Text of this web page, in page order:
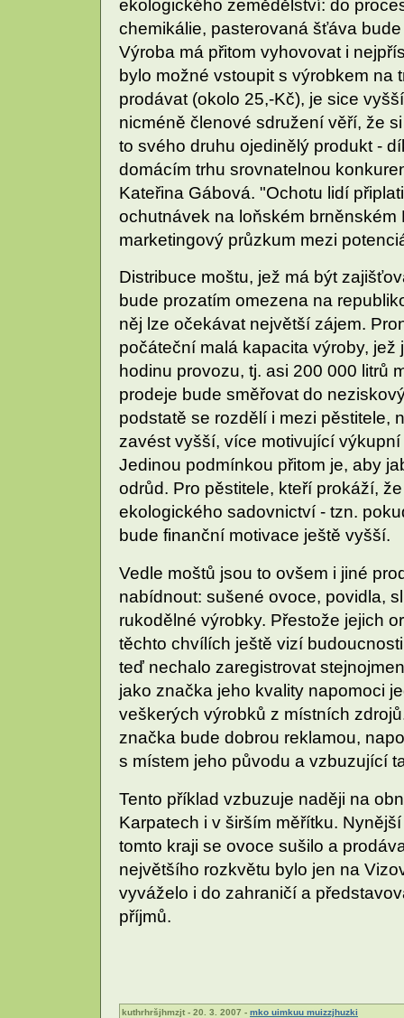
ekologického zemědělství: do
chemikálie, pasterovaná šťáva
Výroba má přitom vyhovovat i
bylo možné vstoupit s výrobkem na
prodávat (okolo 25,-Kč), je sice
nicméně členové sdružení věří, že
to svého druhu ojedinělý produkt -
domácím trhu srovnatelnou
Kateřina Gábová. "Ochotu lidí
ochutnávek na loňském brněnském
marketingový průzkum mezi
Distribuce moštu, jež má být
bude prozatím omezena na
něj lze očekávat největší zájem.
počáteční malá kapacita výroby,
hodinu provozu, tj. asi 200 000 litrů
prodeje bude směřovat do
podstatě se rozdělí i mezi pěstitele,
zavést vyšší, více motivující
Jedinou podmínkou přitom je, aby
odrůd. Pro pěstitele, kteří prokáží,
ekologického sadovnictví - tzn.
bude finanční motivace ještě vyšší.
Vedle moštů jsou to ovšem i jiné
nabídnout: sušené ovoce, povidla,
rukodělné výrobky. Přestože jejich
těchto chvílích ještě vizí
teď nechalo zaregistrovat
jako značka jeho kvality napomoci
veškerých výrobků z místních
značka bude dobrou reklamou,
s místem jeho původu a vzbuzující
Tento příklad vzbuzuje naději na
Karpatech i v širším měřítku.
tomto kraji se ovoce sušilo a
největšího rozkvětu bylo jen na
vyváželo i do zahraničí a
příjmů.
kuthrhršjhmzjt - 20. 3. 2007 - mko uimkuu muizzjhuzki